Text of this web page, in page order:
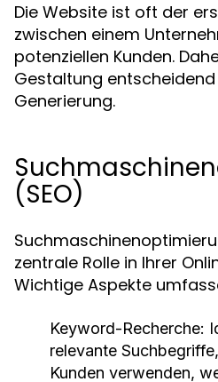
Die Website ist oft der
zwischen einem
potenziellen Kunden.
Gestaltung
Generierung.
(SEO)
zentrale Rolle in Ihrer
Wichtige Aspekte
Keyword-Recherche:
relevante
Kunden verwenden,